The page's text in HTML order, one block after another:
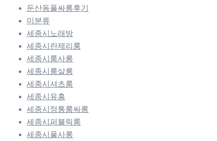
둔산동풀싸롱후기
미분류
세종시노래방
세종시란제리룸
세종시룸사롱
세종시룸살롱
세종시셔츠룸
세종시유흥
세종시정통룸싸롱
세종시퍼블릭룸
세종시풀사롱